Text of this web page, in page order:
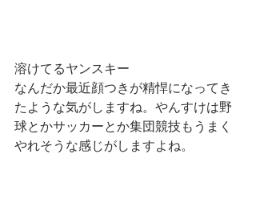
溶けてるヤンスキー
なんだか最近顔つきが精悍になってき
たような気がしますね。やんすけは野
球とかサッカーとか集団競技もうまく
やれそうな感じがしますよね。